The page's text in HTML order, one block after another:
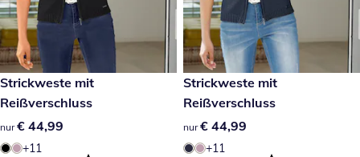
€ 44,99
Strickweste mit
Reißverschluss
€ 44,99
nur € 44,99
+11
€ 44,99
Strickweste mit
Reißverschluss
€ 44,99
nur € 44,99
+11